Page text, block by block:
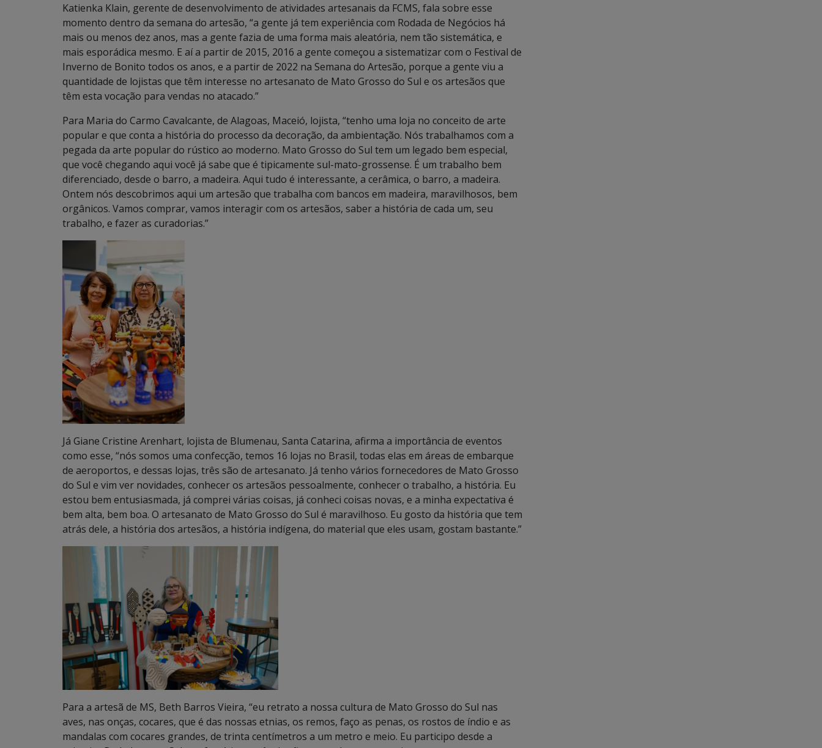
Katienka Klain, gerente de desenvolvimento de atividades artesanais da FCMS, fala sobre esse
momento dentro da semana do artesão, “a gente já tem experiência com Rodada de Negócios há
mais ou menos dez anos, mas a gente fazia de uma forma mais aleatória, nem tão sistemática, e
mais esporádica mesmo. E aí a partir de 2015, 2016 a gente começou a sistematizar com o Festival de
Inverno de Bonito todos os anos, e a partir de 2022 na Semana do Artesão, porque a gente viu a
quantidade de lojistas que têm interesse no artesanato de Mato Grosso do Sul e os artesãos que
têm esta vocação para vendas no atacado.”
Para Maria do Carmo Cavalcante, de Alagoas, Maceió, lojista, “tenho uma loja no conceito de arte
popular e que conta a história do processo da decoração, da ambientação. Nós trabalhamos com a
pegada da arte popular do rústico ao moderno. Mato Grosso do Sul tem um legado bem especial,
que você chegando aqui você já sabe que é tipicamente sul-mato-grossense. É um trabalho bem
diferenciado, desde o barro, a madeira. Aqui tudo é interessante, a cerâmica, o barro, a madeira.
Ontem nós descobrimos aqui um artesão que trabalha com bancos em madeira, maravilhosos, bem
orgânicos. Vamos comprar, vamos interagir com os artesãos, saber a história de cada um, seu
trabalho, e fazer as curadorias.”
Já Giane Cristine Arenhart, lojista de Blumenau, Santa Catarina, afirma a importância de eventos
como esse, “nós somos uma confecção, temos 16 lojas no Brasil, todas elas em áreas de embarque
de aeroportos, e dessas lojas, três são de artesanato. Já tenho vários fornecedores de Mato Grosso
do Sul e vim ver novidades, conhecer os artesãos pessoalmente, conhecer o trabalho, a história. Eu
estou bem entusiasmada, já comprei várias coisas, já conheci coisas novas, e a minha expectativa é
bem alta, bem boa. O artesanato de Mato Grosso do Sul é maravilhoso. Eu gosto da história que tem
atrás dele, a história dos artesãos, a história indígena, do material que eles usam, gostam bastante.”
Para a artesã de MS, Beth Barros Vieira, “eu retrato a nossa cultura de Mato Grosso do Sul nas
aves, nas onças, cocares, que é das nossas etnias, os remos, faço as penas, os rostos de índio e as
mandalas com cocares grandes, de trinta centímetros a um metro e meio. Eu participo desde a